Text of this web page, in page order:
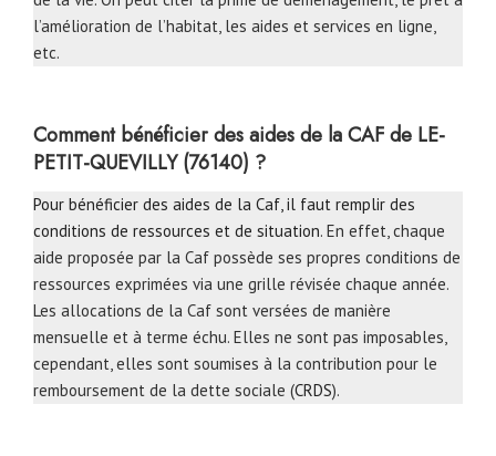
l’amélioration de l’habitat, les aides et services en ligne,
etc.
Comment bénéficier des aides de la CAF de LE-
PETIT-QUEVILLY (76140) ?
Pour bénéficier des aides de la Caf, il faut remplir des
conditions de ressources et de situation. En effet, chaque
aide proposée par la Caf possède ses propres conditions de
ressources exprimées via une grille révisée chaque année.
Les allocations de la Caf sont versées de manière
mensuelle et à terme échu. Elles ne sont pas imposables,
cependant, elles sont soumises à la contribution pour le
remboursement de la dette sociale (CRDS).